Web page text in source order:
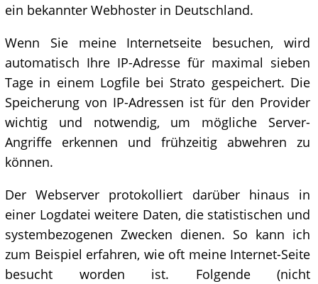
ein bekannter Webhoster in Deutschland.
Wenn Sie meine Internetseite besuchen, wird
automatisch Ihre IP-Adresse für maximal sieben
Tage in einem Logfile bei Strato gespeichert. Die
Speicherung von IP-Adressen ist für den Provider
wichtig und notwendig, um mögliche Server-
Angriffe erkennen und frühzeitig abwehren zu
können.
Der Webserver protokolliert darüber hinaus in
einer Logdatei weitere Daten, die statistischen und
systembezogenen Zwecken dienen. So kann ich
zum Beispiel erfahren, wie oft meine Internet-Seite
besucht worden ist. Folgende (nicht